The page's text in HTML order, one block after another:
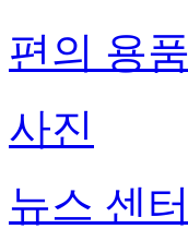
편의 용품
사진
뉴스 센터